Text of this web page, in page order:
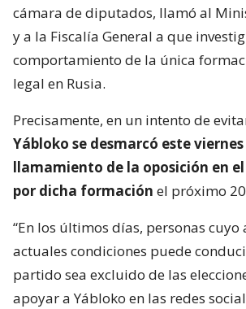
cámara de diputados, llamó al
y a la Fiscalía General a que
comportamiento de la única
legal en Rusia.
Precisamente, en un intento de
Yábloko se desmarcó este
llamamiento de la oposición en
por dicha formación el próximo
“En los últimos días, personas cuyo
actuales condiciones puede
partido sea excluido de las
apoyar a Yábloko en las redes